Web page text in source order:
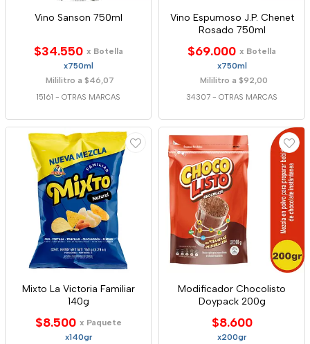
Vino Sanson 750ml
$34.550 x Botella
x750ml
Mililitro a $46,07
15161 - OTRAS MARCAS
Vino Espumoso J.P. Chenet
Rosado 750ml
$69.000 x Botella
x750ml
Mililitro a $92,00
34307 - OTRAS MARCAS
Mixto La Victoria Familiar
140g
$8.500 x Paquete
x140gr
Modificador Chocolisto
Doypack 200g
$8.600
x200gr